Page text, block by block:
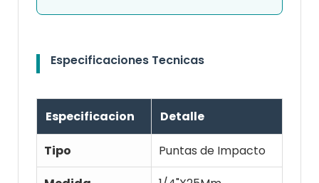
Especificaciones Tecnicas
Especificacion Detalle
Tipo
Puntas de Impacto